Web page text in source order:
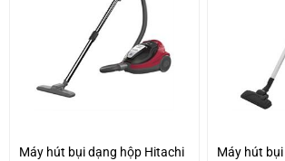
Máy hút bụi dạng hộp Hitachi
Máy hút